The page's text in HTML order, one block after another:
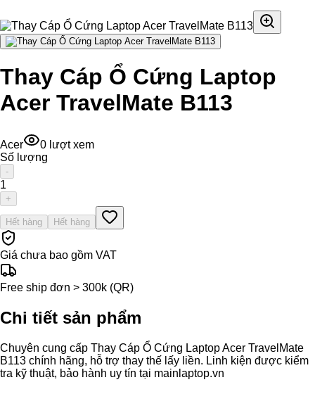
Thay Cáp Ổ Cứng Laptop
Acer TravelMate B113
Acer 0 lượt xem
Số lượng
-
1
+
Hết hàng Hết hàng
Giá chưa bao gồm VAT
Free ship đơn > 300k (QR)
Chi tiết sản phẩm
Chuyên cung cấp Thay Cáp Ổ Cứng Laptop Acer TravelMate
B113 chính hãng, hỗ trợ thay thế lấy liền. Linh kiện được kiểm
tra kỹ thuật, bảo hành uy tín tại mainlaptop.vn